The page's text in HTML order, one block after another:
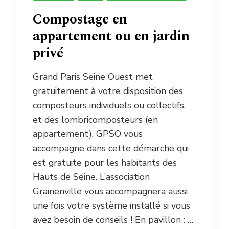
Compostage en
appartement ou en jardin
privé
Grand Paris Seine Ouest met
gratuitement à votre disposition des
composteurs individuels ou collectifs,
et des lombricomposteurs (en
appartement). GPSO vous
accompagne dans cette démarche qui
est gratuite pour les habitants des
Hauts de Seine. L’association
Grainenville vous accompagnera aussi
une fois votre système installé si vous
avez besoin de conseils ! En pavillon : …